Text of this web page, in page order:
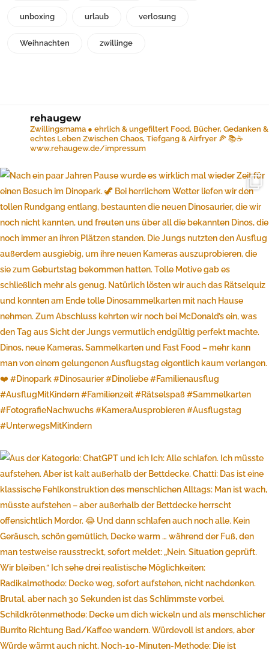
unboxing urlaub verlosung
Weihnachten zwillinge
rehaugew
Zwillingsmama ● ehrlich & ungefiltert Food, Bücher, Gedanken &
echtes Leben Zwischen Chaos, Tiefgang & Airfryer 🍕 📚☕️
www.rehaugew.de/impressum